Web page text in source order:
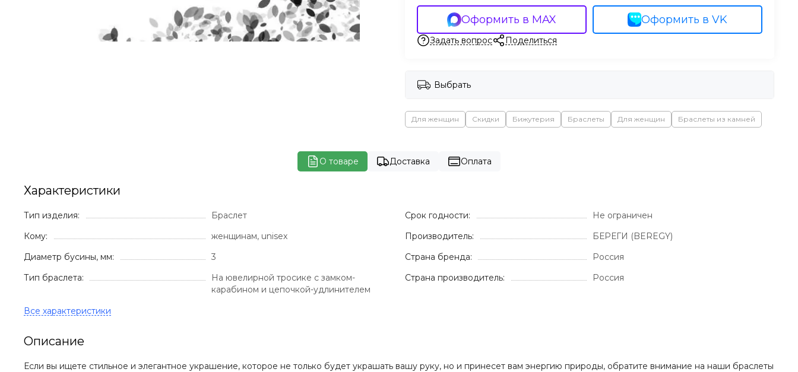
Оформить в MAX Оформить в VK
Задать вопрос Поделиться
Выбрать
Для женщин Скидки Бижутерия Браслеты Для женщин Браслеты из камней
О товаре Доставка Оплата
Характеристики
Тип изделия:
Браслет
Кому:
женщинам, unisex
Диаметр бусины, мм:
3
Тип браслета:
На ювелирной тросике с замком-
карабином и цепочкой-удлинителем
Срок годности:
Не ограничен
Производитель:
БЕРЕГИ (BEREGY)
Страна бренда:
Россия
Страна производитель:
Россия
Описание
Если вы ищете стильное и элегантное украшение, которое не только будет украшать вашу руку, но и принесет вам энергию природы, обратите внимание на наши браслеты